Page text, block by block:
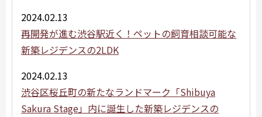
2024.02.13
再開発が進む渋谷駅近く！ペットの飼育相談可能な
新築レジデンスの2LDK
2024.02.13
渋谷区桜丘町の新たなランドマーク「Shibuya
Sakura Stage」内に誕生した新築レジデンスの